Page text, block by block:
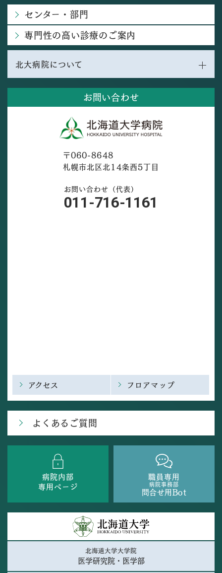
お問い合わせ
〒060-8648
札幌市北区北14条西5丁目
お問い合わせ（代表）
011-716-1161
アクセス フロアマップ
よくあるご質問
病院内部
専用ページ
職員専用
病院事務部
問合せ用Bot
北海道大学大学院
医学研究院・医学部
センター・部門
専門性の高い診療のご案内
北大病院について